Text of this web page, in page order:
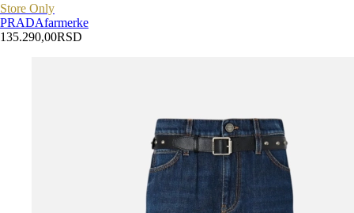
Store Only
PRADAfarmerke
135.290,00RSD